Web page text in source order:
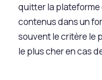
quitter la
contenus dans un
souvent le critère le
le plus cher en cas